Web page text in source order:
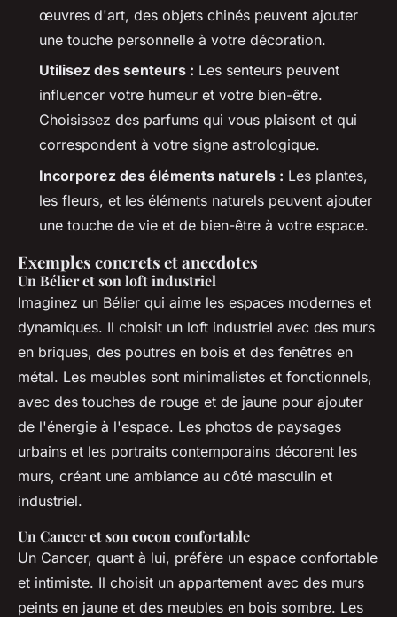
œuvres d'art, des objets chinés peuvent ajouter
une touche personnelle à votre décoration.
Utilisez des senteurs : Les senteurs peuvent
influencer votre humeur et votre bien-être.
Choisissez des parfums qui vous plaisent et qui
correspondent à votre signe astrologique.
Incorporez des éléments naturels : Les plantes,
les fleurs, et les éléments naturels peuvent ajouter
une touche de vie et de bien-être à votre espace.
Exemples concrets et anecdotes
Un Bélier et son loft industriel
Imaginez un Bélier qui aime les espaces modernes et
dynamiques. Il choisit un loft industriel avec des murs
en briques, des poutres en bois et des fenêtres en
métal. Les meubles sont minimalistes et fonctionnels,
avec des touches de rouge et de jaune pour ajouter
de l'énergie à l'espace. Les photos de paysages
urbains et les portraits contemporains décorent les
murs, créant une ambiance au côté masculin et
industriel.
Un Cancer et son cocon confortable
Un Cancer, quant à lui, préfère un espace confortable
et intimiste. Il choisit un appartement avec des murs
peints en jaune et des meubles en bois sombre. Les